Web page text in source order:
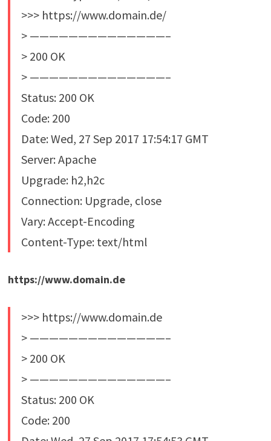
>>> https://www.domain.de/
> ——————————————–
> 200 OK
> ——————————————–
Status: 200 OK
Code: 200
Date: Wed, 27 Sep 2017 17:54:17 GMT
Server: Apache
Upgrade: h2,h2c
Connection: Upgrade, close
Vary: Accept-Encoding
Content-Type: text/html
https://www.domain.de
>>> https://www.domain.de
> ——————————————–
> 200 OK
> ——————————————–
Status: 200 OK
Code: 200